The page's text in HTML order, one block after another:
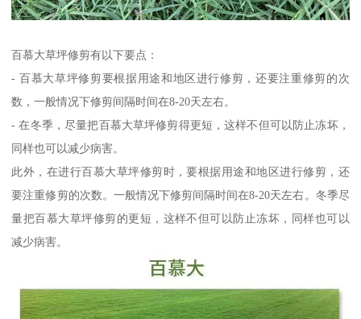
百慕大草坪修剪有以下要点：
- 百慕大草坪修剪要根据用途和地区进行修剪，还要注重修剪的次
数，一般情况下修剪间隔时间在8-20天左右。
- 在冬季，尽量把百慕大草坪修剪得更短，这样不但可以防止冻坏，
同样也可以减少病害。
此外，在进行百慕大草坪修剪时，要根据用途和地区进行修剪，还
要注重修剪的次数。一般情况下修剪间隔时间在8-20天左右。冬季尽
量把百慕大草坪修剪的更短，这样不但可以防止冻坏，同样也可以
减少病害。